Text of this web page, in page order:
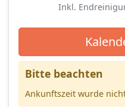
Inkl.
Bitte beachten
Ankunftszeit wurde